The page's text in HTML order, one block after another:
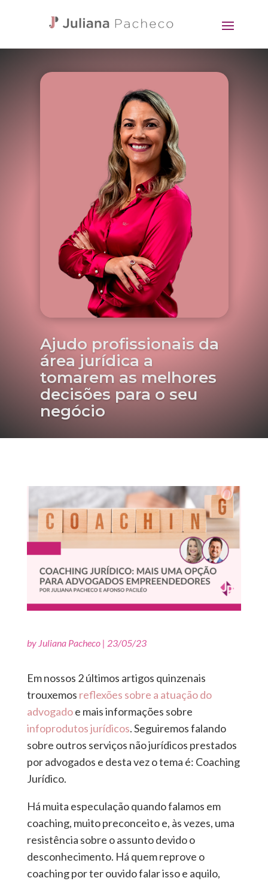
Ajudo profissionais da
área jurídica a
tomarem as melhores
decisões para o seu
negócio
by Juliana Pacheco| 23/05/23
Em nossos 2 últimos artigos quinzenais
trouxemos reflexões sobre a atuação do
advogadoe mais informações sobre
infoprodutos jurídicos. Seguiremos falando
sobre outros serviços não jurídicos prestados
por advogados e desta vez o tema é: Coaching
Jurídico.
Há muita especulação quando falamos em
coaching, muito preconceito e, às vezes, uma
resistência sobre o assunto devido o
desconhecimento. Há quem reprove o
coaching por ter ouvido falar isso e aquilo,